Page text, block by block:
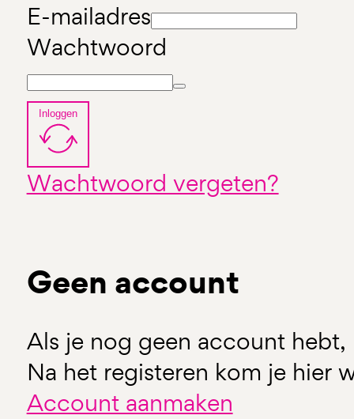
E-mailadres
Wachtwoord
Inloggen
Wachtwoord vergeten?
Geen account
Als je nog geen account hebt,
Na het registeren kom je hier
Account aanmaken